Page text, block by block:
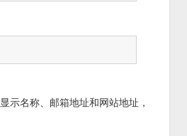
示名称、邮箱地址和网站地址，